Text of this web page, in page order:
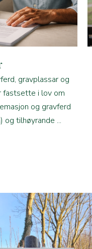
gravplassar og
fastsette i lov om
og gravferd
og tilhøyrande ...